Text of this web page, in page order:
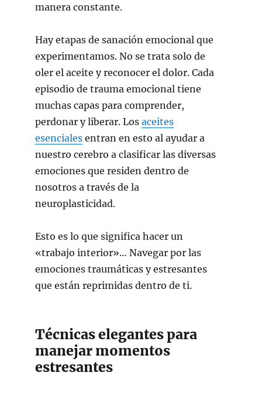
manera constante.
Hay etapas de sanación emocional que
experimentamos. No se trata solo de
oler el aceite y reconocer el dolor. Cada
episodio de trauma emocional tiene
muchas capas para comprender,
perdonar y liberar. Los aceites
esenciales entran en esto al ayudar a
nuestro cerebro a clasificar las diversas
emociones que residen dentro de
nosotros a través de la
neuroplasticidad.
Esto es lo que significa hacer un
«trabajo interior»… Navegar por las
emociones traumáticas y estresantes
que están reprimidas dentro de ti.
Técnicas elegantes para
manejar momentos
estresantes